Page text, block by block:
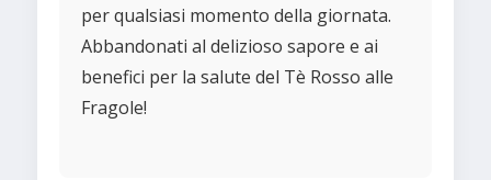
per qualsiasi momento della giornata.
Abbandonati al delizioso sapore e ai
benefici per la salute del Tè Rosso alle
Fragole!